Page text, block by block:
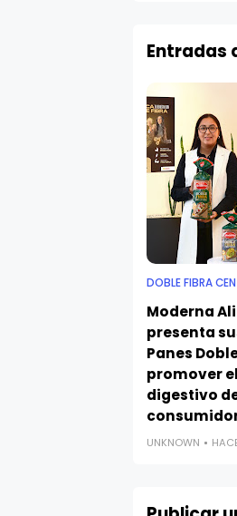
Entradas
DOBLE FIBRA
Moderna
presenta
Panes
promover
digestivo
UNKNOWN